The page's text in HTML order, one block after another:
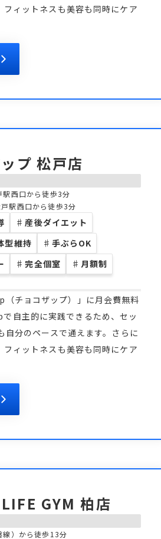
ィットネスも美容も同時にケア
プ 松戸店
駅西口から徒歩3分
駅西口から徒歩3分
♯ 産後ダイエット
型維持 ♯ 手ぶらOK
♯ 完全個室 ♯ 月額制
チョコザップ）」に月会費無料
自主的に実践できるため、セッ
分のペースで通えます。さらに
ィットネスも美容も同時にケア
GYM 柏店
線）から徒歩13分